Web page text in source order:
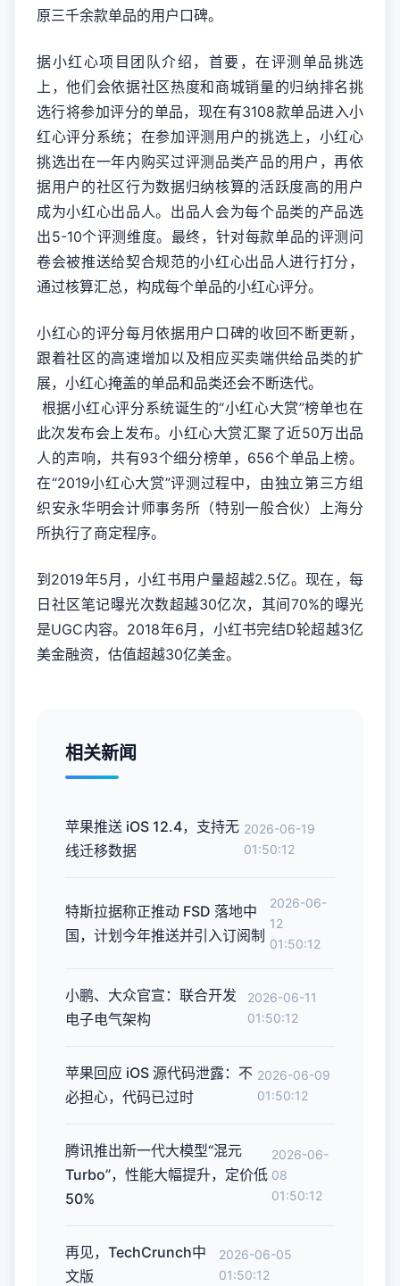
原三千余款单品的用户口碑。
据小红心项目团队介绍，首要，在评测单品挑选
上，他们会依据社区热度和商城销量的归纳排名挑
选行将参加评分的单品，现在有3108款单品进入小
红心评分系统；在参加评测用户的挑选上，小红心
挑选出在一年内购买过评测品类产品的用户，再依
据用户的社区行为数据归纳核算的活跃度高的用户
成为小红心出品人。出品人会为每个品类的产品选
出5-10个评测维度。最终，针对每款单品的评测问
卷会被推送给契合规范的小红心出品人进行打分，
通过核算汇总，构成每个单品的小红心评分。
小红心的评分每月依据用户口碑的收回不断更新，
跟着社区的高速增加以及相应买卖端供给品类的扩
展，小红心掩盖的单品和品类还会不断迭代。
根据小红心评分系统诞生的“小红心大赏”榜单也在
此次发布会上发布。小红心大赏汇聚了近50万出品
人的声响，共有93个细分榜单，656个单品上榜。
在“2019小红心大赏”评测过程中，由独立第三方组
织安永华明会计师事务所（特别一般合伙）上海分
所执行了商定程序。
到2019年5月，小红书用户量超越2.5亿。现在，每
日社区笔记曝光次数超越30亿次，其间70%的曝光
是UGC内容。2018年6月，小红书完结D轮超越3亿
美金融资，估值超越30亿美金。
相关新闻
苹果推送 iOS 12.4，支持无
线迁移数据
2026-06-19
01:50:12
特斯拉据称正推动 FSD 落地中
国，计划今年推送并引入订阅制
2026-06-
12
01:50:12
小鹏、大众官宣：联合开发
电子电气架构
2026-06-11
01:50:12
苹果回应 iOS 源代码泄露：不
必担心，代码已过时
2026-06-09
01:50:12
腾讯推出新一代大模型“混元
Turbo”，性能大幅提升，定价低
50%
2026-06-
08
01:50:12
再见，TechCrunch中
文版
2026-06-05
01:50:12